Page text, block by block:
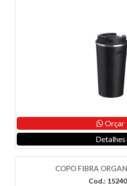
Orçar
Detalhes
COPO FIBRA
Cod.: